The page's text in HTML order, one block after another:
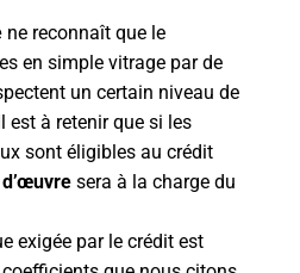
ne reconnaît que le
en simple vitrage par de
un certain niveau de
est à retenir que si les
sont éligibles au crédit
sera à la charge du
exigée par le crédit est